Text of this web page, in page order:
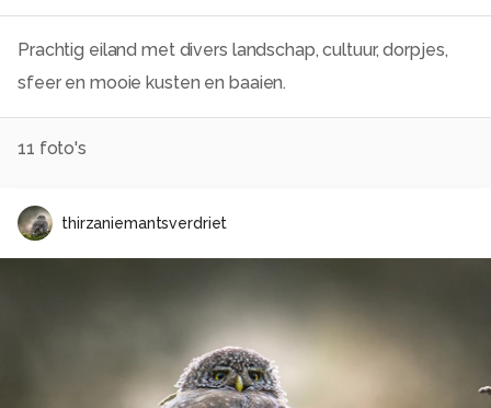
Prachtig eiland met divers landschap, cultuur, dorpjes,
sfeer en mooie kusten en baaien.
11 foto's
thirzaniemantsverdriet